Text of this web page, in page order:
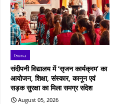
Guna
संदीपनी विद्यालय में ‘सृजन कार्यक्रम’ का
आयोजन, शिक्षा, संस्कार, कानून एवं
सड़क सुरक्षा का मिला समग्र संदेश
August 05, 2026